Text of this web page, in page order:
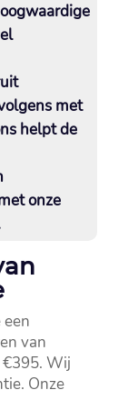
met
helpt de
onze
van
€395.​ Wij
Onze